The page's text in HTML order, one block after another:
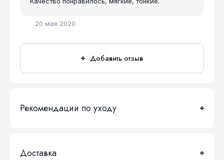
20 мая 2020
Добавить отзыв
Рекомендации по уходу
Доставка